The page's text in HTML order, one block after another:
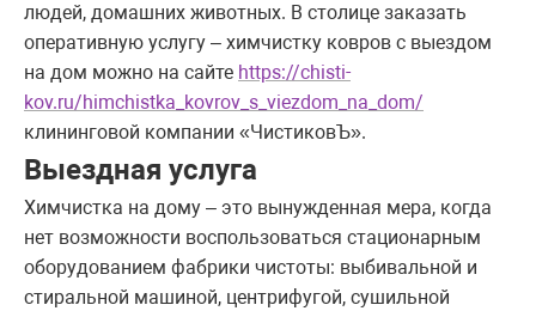
людей, домашних животных. В столице заказать
оперативную услугу – химчистку ковров с выездом
на дом можно на сайте https://chisti-
kov.ru/himchistka_kovrov_s_viezdom_na_dom/
клининговой компании «ЧистиковЪ».
Выездная услуга
Химчистка на дому – это вынужденная мера, когда
нет возможности воспользоваться стационарным
оборудованием фабрики чистоты: выбивальной и
стиральной машиной, центрифугой, сушильной